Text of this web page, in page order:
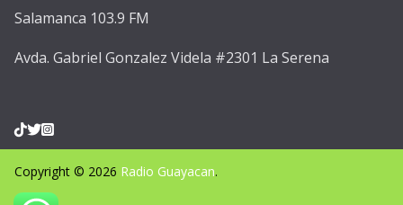
Salamanca 103.9 FM
Avda. Gabriel Gonzalez Videla #2301 La Serena
Copyright © 2026 Radio Guayacan.